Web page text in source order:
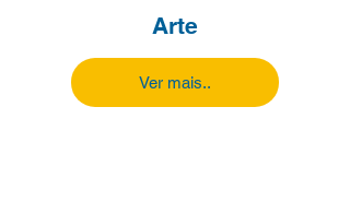
Arte
Ver mais..